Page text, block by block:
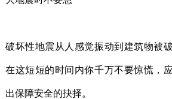
破坏性地震从人感觉振动到建筑物被
在这短短的时间内你千万不要惊慌，
出保障安全的抉择。